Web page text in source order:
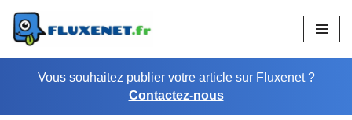
Aller
au
contenuVous souhaitez publier votre article sur Fluxenet ?
Contactez-nous